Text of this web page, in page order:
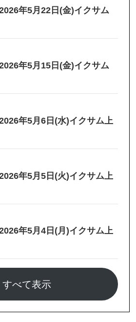
年5月22日(金)イクサム
年5月15日(金)イクサム
年5月6日(水)イクサム上
年5月5日(火)イクサム上
年5月4日(月)イクサム上
すべて表示